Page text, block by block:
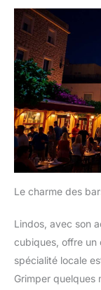
Le charme des
Lindos, avec son
cubiques, offre un
spécialité locale
Grimper quelques